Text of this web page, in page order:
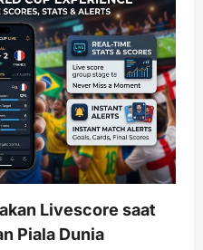
Livescore saat
Piala Dunia